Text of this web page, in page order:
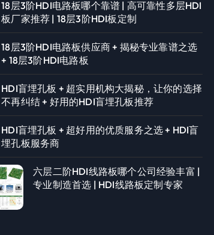
18层3阶HDI电路板哪个靠谱 | 高可靠性多层HDI
板厂家推荐 | 18层3阶HDI板定制
18层3阶HDI电路板供应商 + 揭秘专业靠谱之选
+ 18层3阶HDI电路板
HDI盲埋孔板 + 超实用机构大揭秘，让你的选择
不再纠结 + 好用的HDI盲埋孔板推荐
HDI盲埋孔板 + 超好用的优质服务之选 + HDI盲
埋孔板服务商
六层二阶HDI线路板哪个公司经验丰富 |
专业制造首选 | HDI线路板定制专家